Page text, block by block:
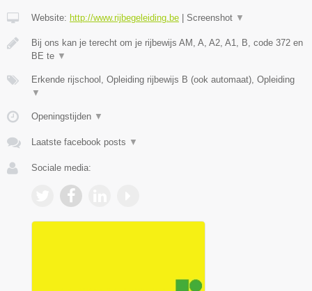
Website: http://www.rijbegeleiding.be Screenshot ▼
Bij ons kan je terecht om je rijbewijs AM, A, A2, A1, B, code 372 en
BE te ▼
Erkende rijschool, Opleiding rijbewijs B (ook automaat), Opleiding
▼
Openingstijden ▼
Laatste facebook posts ▼
Sociale media: